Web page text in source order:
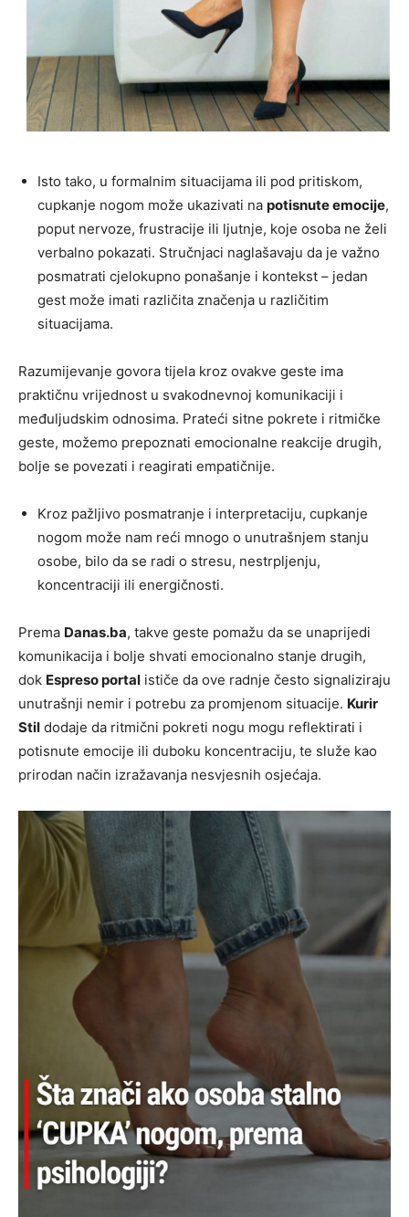
Isto tako, u formalnim situacijama ili pod pritiskom,
cupkanje nogom može ukazivati na potisnute emocije,
poput nervoze, frustracije ili ljutnje, koje osoba ne želi
verbalno pokazati. Stručnjaci naglašavaju da je važno
posmatrati cjelokupno ponašanje i kontekst – jedan
gest može imati različita značenja u različitim
situacijama.
Razumijevanje govora tijela kroz ovakve geste ima
praktičnu vrijednost u svakodnevnoj komunikaciji i
međuljudskim odnosima. Prateći sitne pokrete i ritmičke
geste, možemo prepoznati emocionalne reakcije drugih,
bolje se povezati i reagirati empatičnije.
Kroz pažljivo posmatranje i interpretaciju, cupkanje
nogom može nam reći mnogo o unutrašnjem stanju
osobe, bilo da se radi o stresu, nestrpljenju,
koncentraciji ili energičnosti.
Prema Danas.ba, takve geste pomažu da se unaprijedi
komunikacija i bolje shvati emocionalno stanje drugih,
dok Espreso portal ističe da ove radnje često signaliziraju
unutrašnji nemir i potrebu za promjenom situacije. Kurir
Stil dodaje da ritmični pokreti nogu mogu reflektirati i
potisnute emocije ili duboku koncentraciju, te služe kao
prirodan način izražavanja nesvjesnih osjećaja.